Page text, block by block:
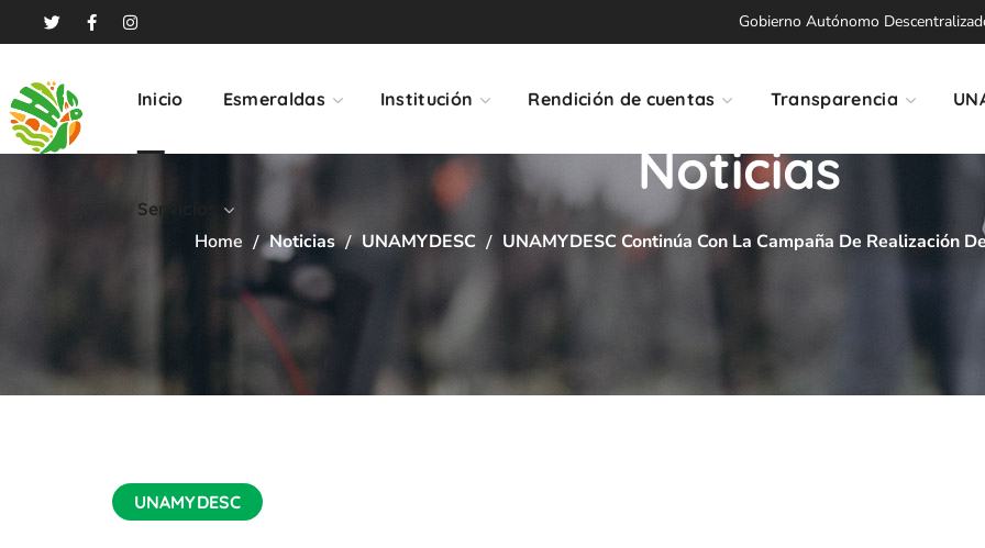
Gobierno Autónomo
Inicio Esmeraldas Institución Rendición de cuentas Transparencia
Servicios
Noticias
Home Noticias UNAMYDESC UNAMYDESC Continúa Con La Campaña De Realización
UNAMYDESC